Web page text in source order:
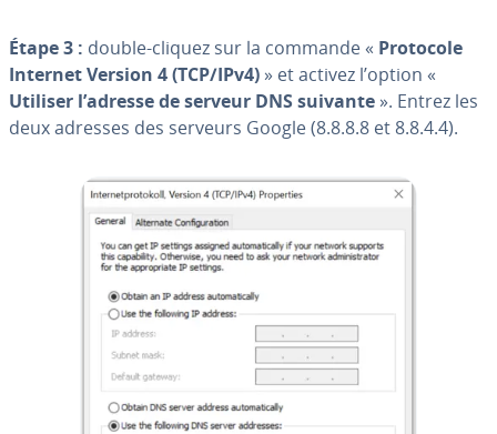
Étape 3 : double-cliquez sur la commande « Protocole
Internet Version 4 (TCP/IPv4) » et activez l’option «
Utiliser l’adresse de serveur DNS suivante ». Entrez les
deux adresses des serveurs Google (8.8.8.8 et 8.8.4.4).